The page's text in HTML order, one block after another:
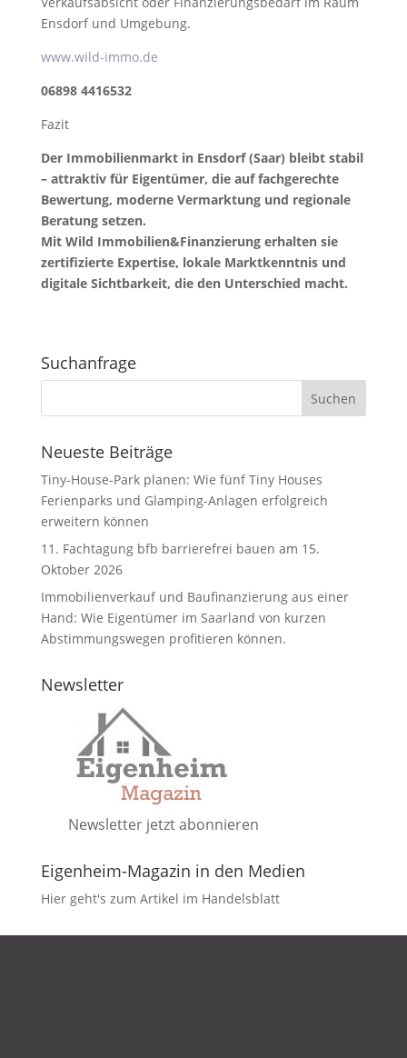
Ensdorf und Umgebung.
www.wild-immo.de
06898 4416532
Fazit
Der Immobilienmarkt in Ensdorf (Saar) bleibt stabil
– attraktiv für Eigentümer, die auf fachgerechte
Bewertung, moderne Vermarktung und regionale
Beratung setzen.
Mit Wild Immobilien&Finanzierung erhalten sie
zertifizierte Expertise, lokale Marktkenntnis und
digitale Sichtbarkeit, die den Unterschied macht.
Suchanfrage
Neueste Beiträge
Tiny-House-Park planen: Wie fünf Tiny Houses
Ferienparks und Glamping-Anlagen erfolgreich
erweitern können
11. Fachtagung bfb barrierefrei bauen am 15.
Oktober 2026
Immobilienverkauf und Baufinanzierung aus einer
Hand: Wie Eigentümer im Saarland von kurzen
Abstimmungswegen profitieren können.
Newsletter
Newsletter jetzt abonnieren
Eigenheim-Magazin in den Medien
Hier geht's zum Artikel im Handelsblatt
DATENSCHUTZ